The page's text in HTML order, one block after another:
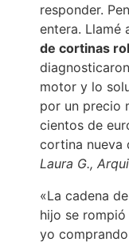
responder.
entera. Llamé
de cortinas
motor y lo
por un precio
cientos de
cortina nueva
Laura G.,
«La cadena
hijo se
yo